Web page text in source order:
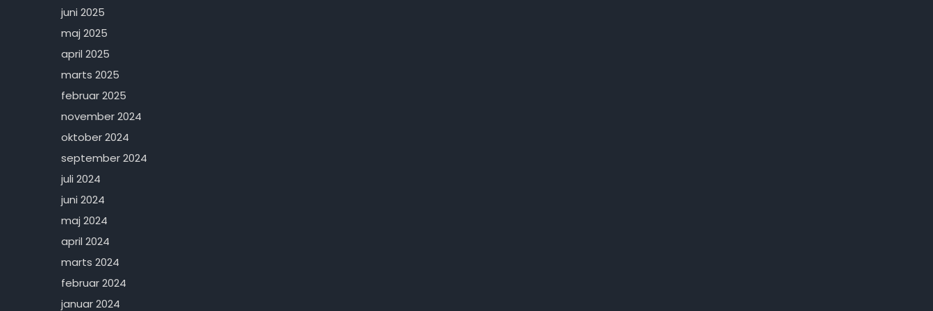
juni 2025
maj 2025
april 2025
marts 2025
februar 2025
november 2024
oktober 2024
september 2024
juli 2024
juni 2024
maj 2024
april 2024
marts 2024
februar 2024
januar 2024